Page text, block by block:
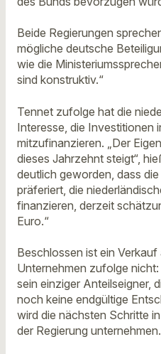
Beide Regierungen
mögliche deutsche
wie die
sind konstruktiv.“
Tennet zufolge hat die
Interesse, die Investitionen
mitzufinanzieren. „Der
dieses Jahrzehnt steigt“,
deutlich geworden, dass
präferiert, die
finanzieren, derzeit
Euro.“
Beschlossen ist ein
Unternehmen zufolge
sein einziger Anteilseigner,
noch keine endgültige
wird die nächsten Schritte
der Regierung